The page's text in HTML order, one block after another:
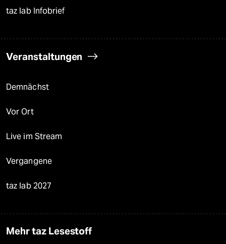
taz lab Infobrief
Veranstaltungen
Demnächst
Vor Ort
Live im Stream
Vergangene
taz lab 2027
Mehr taz Lesestoff